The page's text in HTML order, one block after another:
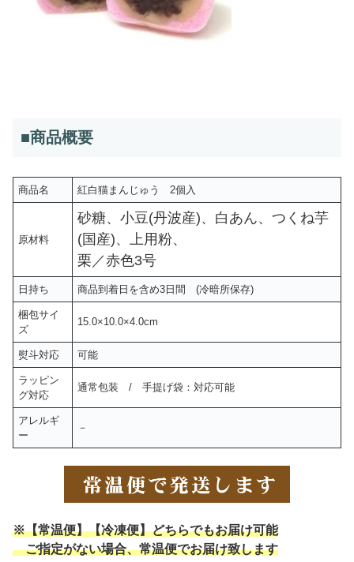
■商品概要
商品名 紅白猫まんじゅう 2個入
原材料
砂糖、小豆(丹波産)、白あん、つくね芋
(国産)、上用粉、
栗／赤色3号
日持ち 商品到着日を含め3日間 (冷暗所保存)
梱包サイ
ズ
15.0×10.0×4.0cm
熨斗対応 可能
ラッピン
グ対応
通常包装 / 手提げ袋：対応可能
アレルギ
ー
－
※【常温便】【冷凍便】どちらでもお届け可能
ご指定がない場合、常温便でお届け致します